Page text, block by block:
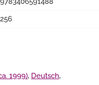
256
1999), Deutsch,